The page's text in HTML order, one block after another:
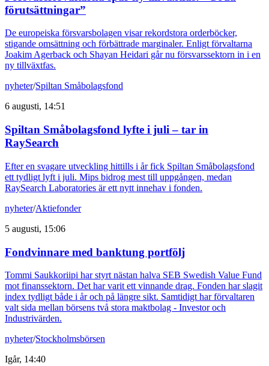
förutsättningar”
De europeiska försvarsbolagen visar rekordstora orderböcker,
stigande omsättning och förbättrade marginaler. Enligt förvaltarna
Joakim Agerback och Shayan Heidari går nu försvarssektorn in i en
ny tillväxtfas.
nyheter/Spiltan Småbolagsfond
6 augusti, 14:51
Spiltan Småbolagsfond lyfte i juli – tar in
RaySearch
Efter en svagare utveckling hittills i år fick Spiltan Småbolagsfond
ett tydligt lyft i juli. Mips bidrog mest till uppgången, medan
RaySearch Laboratories är ett nytt innehav i fonden.
nyheter/Aktiefonder
5 augusti, 15:06
Fondvinnare med banktung portfölj
Tommi Saukkoriipi har styrt nästan halva SEB Swedish Value Fund
mot finanssektorn. Det har varit ett vinnande drag. Fonden har slagit
index tydligt både i år och på längre sikt. Samtidigt har förvaltaren
valt sida mellan börsens två stora maktbolag - Investor och
Industrivärden.
nyheter/Stockholmsbörsen
Igår, 14:40